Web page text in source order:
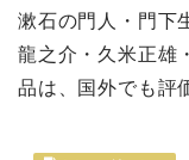
漱石の門人・門下
龍之介・久米正雄
品は、国外でも評